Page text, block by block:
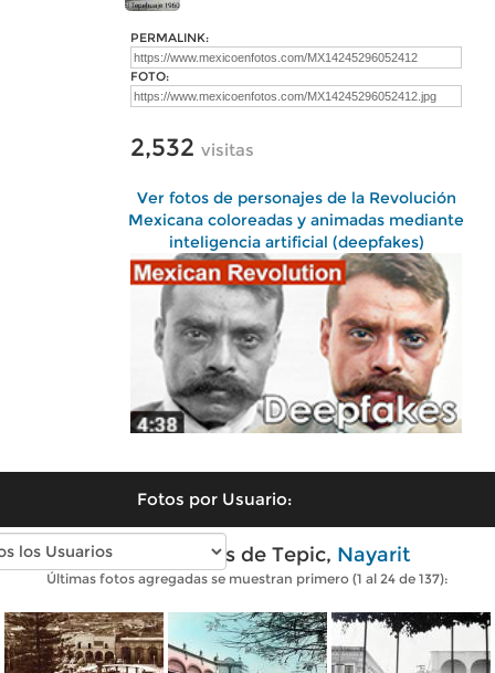
PERMALINK:
FOTO:
2,532 visitas
Ver fotos de personajes de la Revolución
Mexicana coloreadas y animadas mediante
inteligencia artificial (deepfakes)
Fotos por Usuario:
Fotos antiguas de Tepic, Nayarit
Últimas fotos agregadas se muestran primero (1 al 24 de 137):